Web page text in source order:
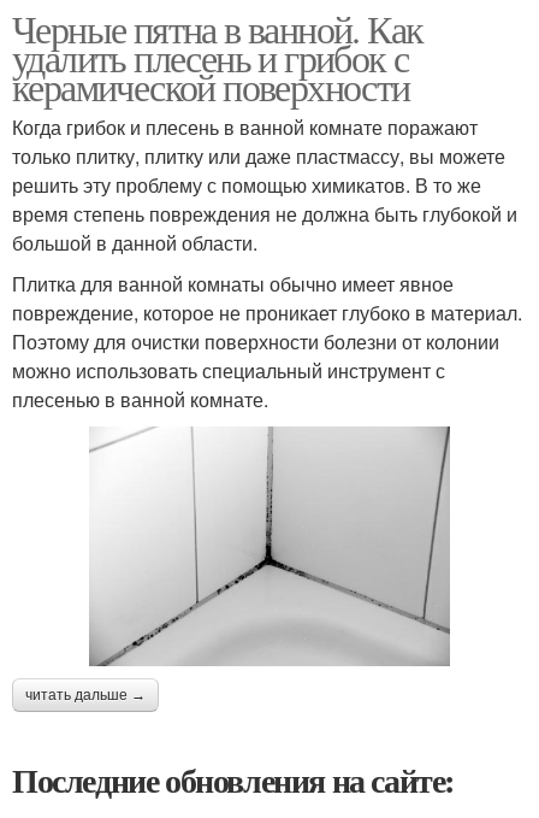
Черные пятна в ванной. Как
удалить плесень и грибок с
керамической поверхности
Когда грибок и плесень в ванной комнате поражают
только плитку, плитку или даже пластмассу, вы можете
решить эту проблему с помощью химикатов. В то же
время степень повреждения не должна быть глубокой и
большой в данной области.
Плитка для ванной комнаты обычно имеет явное
повреждение, которое не проникает глубоко в материал.
Поэтому для очистки поверхности болезни от колонии
можно использовать специальный инструмент с
плесенью в ванной комнате.
читать дальше →
Последние обновления на сайте: